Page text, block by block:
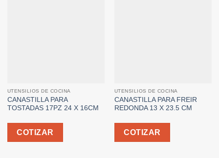
UTENSILIOS DE COCINA
CANASTILLA PARA
TOSTADAS 17PZ 24 X 16CM
COTIZAR
UTENSILIOS DE COCINA
CANASTILLA PARA FREIR
REDONDA 13 X 23.5 CM
COTIZAR